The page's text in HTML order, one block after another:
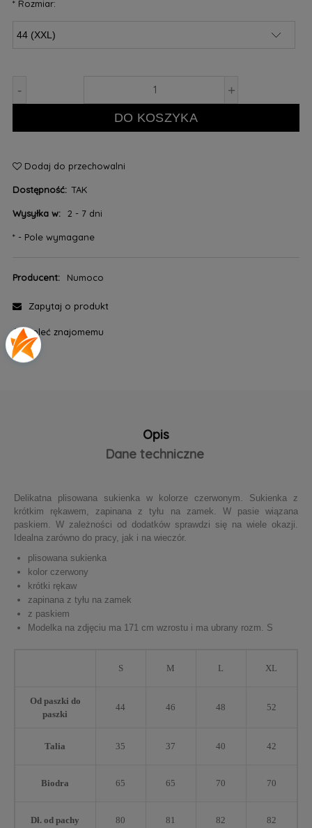
*Rozmiar:
- +
DO KOSZYKA
Dodaj do przechowalni
Dostępność: TAK
Wysyłka w: 2 - 7 dni
*- Pole wymagane
Producent: Numoco
Zapytaj o produkt
poleć znajomemu
Opis
Dane techniczne
Delikatna plisowana sukienka w kolorze czerwonym. Sukienka z
krótkim rękawem, zapinana z tyłu na zamek. W pasie wiązana
paskiem. W zależności od dodatków sprawdzi się na wiele okazji.
Idealna zarówno do pracy, jak i na wieczór.
plisowana sukienka
kolor czerwony
krótki rękaw
zapinana z tyłu na zamek
z paskiem
Modelka na zdjęciu ma 171 cm wzrostu i ma ubrany rozm. S
S M L XL
Od paszki do
paszki
44 46 48 52
Talia 35 37 40 42
Biodra 65 65 70 70
Dł. od pachy 80 81 82 82